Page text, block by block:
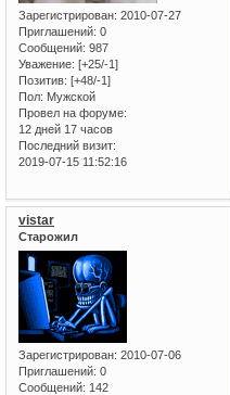
Зарегистрирован: 2010-07-27
Приглашений: 0
Сообщений: 987
Уважение: [+25/-1]
Позитив: [+48/-1]
Пол: Мужской
Провел на форуме:
12 дней 17 часов
Последний визит:
2019-07-15 11:52:16
vistar
Старожил
Зарегистрирован: 2010-07-06
Приглашений: 0
Сообщений: 142